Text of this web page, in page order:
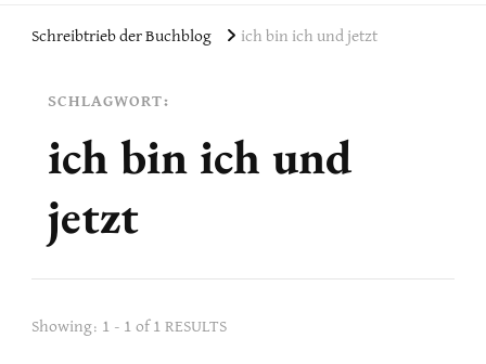
Schreibtrieb der Buchblog ich bin ich und jetzt
SCHLAGWORT:
ich bin ich und
jetzt
Showing: 1 - 1 of 1 RESULTS